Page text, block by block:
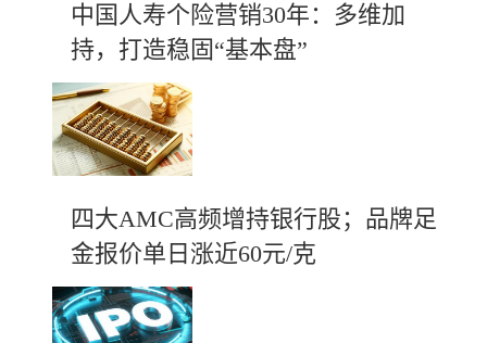
中国人寿个险营销30年：多维加
持，打造稳固“基本盘”
四大AMC高频增持银行股；品牌足
金报价单日涨近60元/克